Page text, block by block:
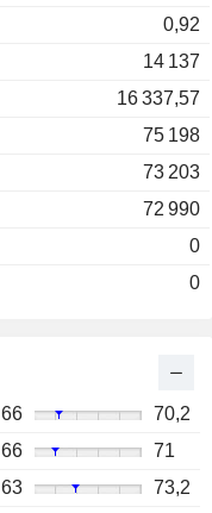
0,92
14 137
16 337,57
75 198
73 203
72 990
0
0
66
70,2
66
71
63
73,2